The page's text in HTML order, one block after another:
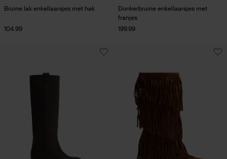
Bruine lak enkellaarsjes met hak
104.99
Donkerbruine enkellaarsjes met
franjes
199.99